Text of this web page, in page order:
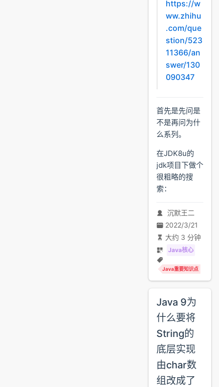
https://w
ww.zhihu
.com/que
stion/523
11366/an
swer/130
090347
首先是先问是
不是再问为什
么系列。
在JDK8u的
jdk项目下做个
很粗略的搜
索：
沉默王二
2022/3/21
大约 3 分钟
Java核心
Java重要知识点
Java 9为
什么要将
String的
底层实现
由char数
组改成了